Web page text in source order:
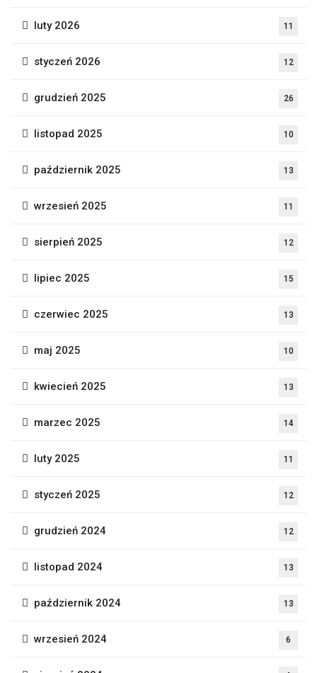
luty 2026 11
styczeń 2026 12
grudzień 2025 26
listopad 2025 10
październik 2025 13
wrzesień 2025 11
sierpień 2025 12
lipiec 2025 15
czerwiec 2025 13
maj 2025 10
kwiecień 2025 13
marzec 2025 14
luty 2025 11
styczeń 2025 12
grudzień 2024 12
listopad 2024 13
październik 2024 13
wrzesień 2024 6